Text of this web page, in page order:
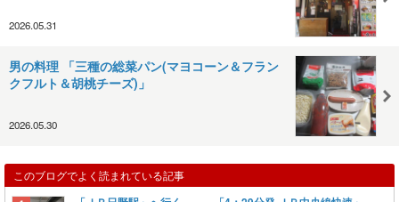
2026.05.31
男の料理 「三種の総菜パン(マヨコーン＆フラン
クフルト＆胡桃チーズ)」
2026.05.30
このブログでよく読まれている記事